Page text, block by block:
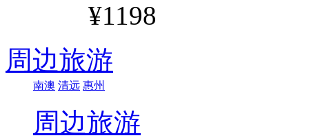
¥1198
周边旅游
南澳 清远 惠州
周边旅游